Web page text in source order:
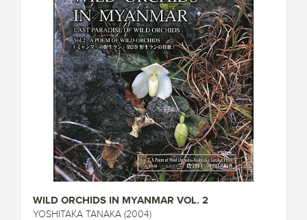
WILD ORCHIDS IN MYANMAR VOL. 2
YOSHITAKA TANAKA (2004)